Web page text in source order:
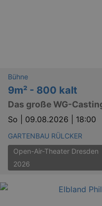
Bühne
9m² - 800 kalt
Das große WG-
So | 09.08.2026 | 18:00
GARTENBAU RÜLCKER
Open-Air-Theater Dresden
2026